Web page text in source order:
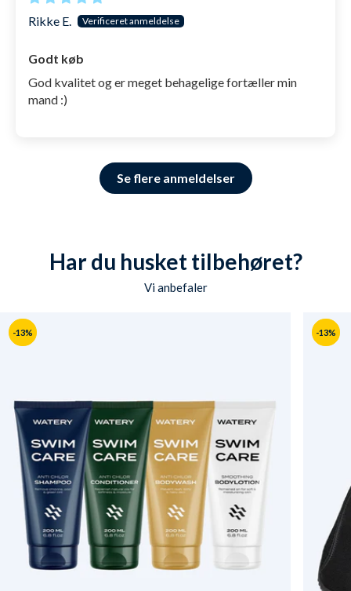
Rikke E.
Godt køb
God kvalitet og er meget behagelige fortæller min
mand :)
Se flere anmeldelser
Har du husket tilbehøret?
Vi anbefaler
-13% -13%